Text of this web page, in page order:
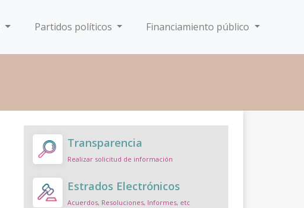
Partidos políticos Financiamiento público
Transparencia
Realizar solicitud de información
Estrados Electrónicos
Acuerdos, Resoluciones, Informes, etc